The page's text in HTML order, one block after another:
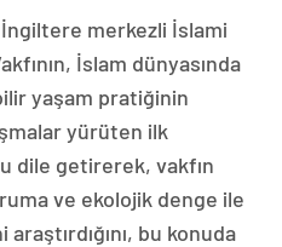
merkezli İslami
İslam dünyasında
yaşam pratiğinin
yürüten ilk
dile getirerek, vakfın
ve ekolojik denge ile
bu konuda